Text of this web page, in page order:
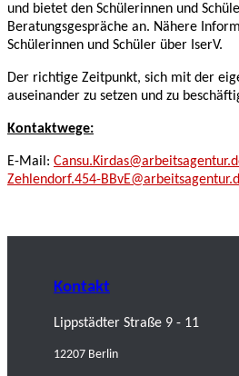
und bietet den Schülerinnen und
Beratungsgespräche an. Nähere
Schülerinnen und Schüler über IserV.
Der richtige Zeitpunkt, sich mit der
auseinander zu setzen und zu
Kontaktwege:
E-Mail:
Zehlendorf.454-
Kontakt
Lippstädter Straße 9 - 11
12207 Berlin